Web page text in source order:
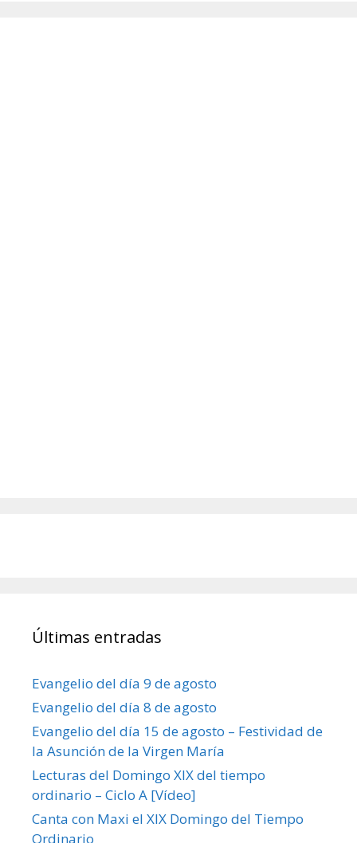
Últimas entradas
Evangelio del día 9 de agosto
Evangelio del día 8 de agosto
Evangelio del día 15 de agosto – Festividad de
la Asunción de la Virgen María
Lecturas del Domingo XIX del tiempo
ordinario – Ciclo A [Vídeo]
Canta con Maxi el XIX Domingo del Tiempo
Ordinario